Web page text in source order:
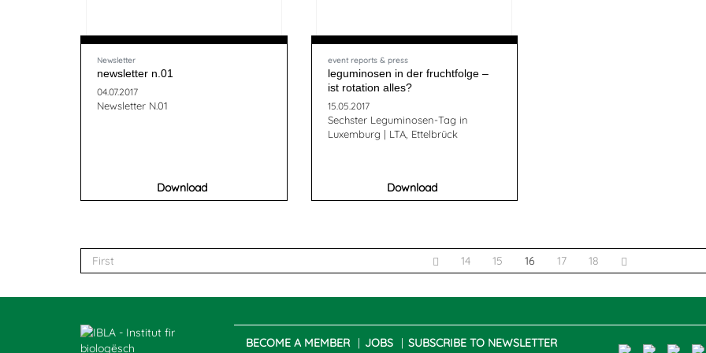
Newsletter
newsletter n.01
04.07.2017
Newsletter N.01
Download
event reports & press
leguminosen in der fruchtfolge –
ist rotation alles?
15.05.2017
Sechster Leguminosen-Tag in
Luxemburg | LTA, Ettelbrück
Download
First 14 15 16 17 18
BECOME A MEMBER JOBS SUBSCRIBE TO NEWSLETTER